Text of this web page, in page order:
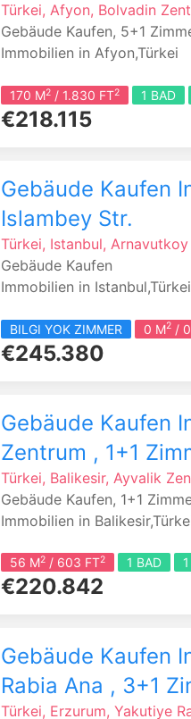
Türkei, Afyon, Bolvadin
Gebäude Kaufen, 5+1
Immobilien in Afyon,Türkei
170 M2 / 1.830 FT2 1 BAD
€218.115
Gebäude Kaufen
Islambey Str.
Türkei, Istanbul, Arnavutkoy
Gebäude Kaufen
Immobilien in Istanbul,Türkei
BILGI YOK ZIMMER 0 M2 /
€245.380
Gebäude Kaufen
Zentrum , 1+1
Türkei, Balikesir, Ayvalik
Gebäude Kaufen, 1+1
Immobilien in
56 M2 / 603 FT2 1 BAD
€220.842
Gebäude Kaufen
Rabia Ana , 3+1
Türkei, Erzurum, Yakutiye